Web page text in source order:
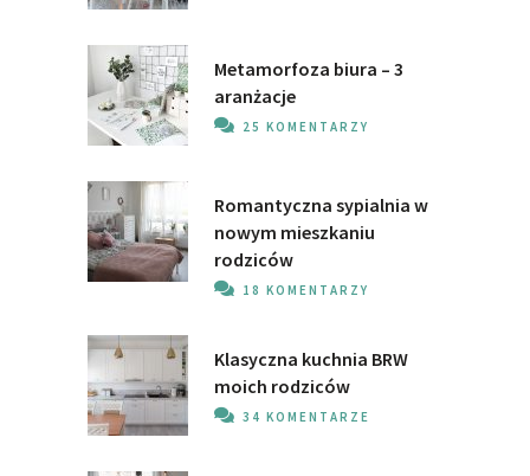
Metamorfoza biura – 3
aranżacje
25 KOMENTARZY
Romantyczna sypialnia w
nowym mieszkaniu
rodziców
18 KOMENTARZY
Klasyczna kuchnia BRW
moich rodziców
34 KOMENTARZE